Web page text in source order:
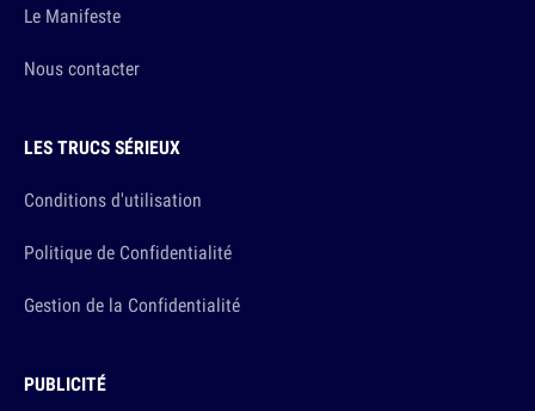
Le Manifeste
Nous contacter
LES TRUCS SÉRIEUX
Conditions d'utilisation
Politique de Confidentialité
Gestion de la Confidentialité
PUBLICITÉ